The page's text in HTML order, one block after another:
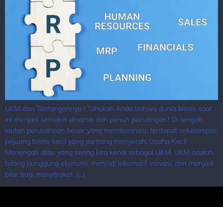
UKM dan Tantangannya ! Tahukah Anda bahwa dunia bisnis saat
ini menjadi semakin dinamis dan penuh persaingan? Di tengah
lautan perusahaan besar yang mendominasi, terdapat sekelompok
pejuang bisnis kecil yang pantang menyerah: Usaha Kecil
Menengah atau yang sering kita kenal sebagai UKM. UKM adalah
tulang punggung ekonomi, menjadi lokomotif inovasi, dan menjadi
pilar bagi masyarakat. […]